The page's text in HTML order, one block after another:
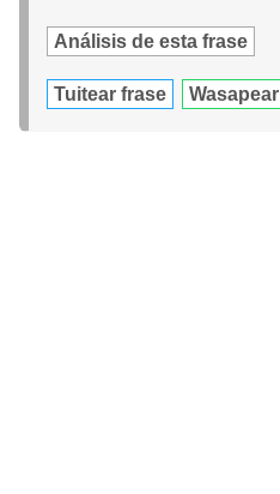
Análisis de esta frase
Tuitear frase Wasapear